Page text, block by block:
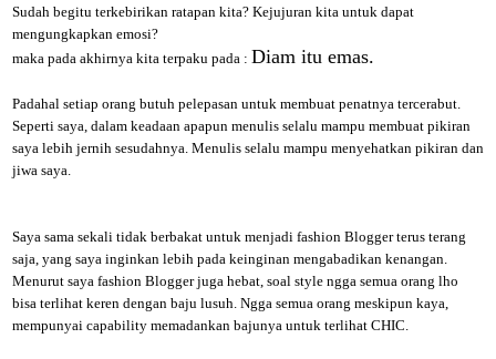
Sudah begitu terkebirikan ratapan kita? Kejujuran kita untuk dapat
mengungkapkan emosi?
maka pada akhirnya kita terpaku pada : Diam itu emas.
Padahal setiap orang butuh pelepasan untuk membuat penatnya tercerabut.
Seperti saya, dalam keadaan apapun menulis selalu mampu membuat pikiran
saya lebih jernih sesudahnya. Menulis selalu mampu menyehatkan pikiran dan
jiwa saya.
Saya sama sekali tidak berbakat untuk menjadi fashion Blogger terus terang
saja, yang saya inginkan lebih pada keinginan mengabadikan kenangan.
Menurut saya fashion Blogger juga hebat, soal style ngga semua orang lho
bisa terlihat keren dengan baju lusuh. Ngga semua orang meskipun kaya,
mempunyai capability memadankan bajunya untuk terlihat CHIC.